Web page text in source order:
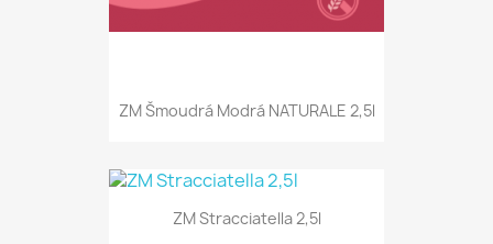
ZM Šmoudrá Modrá NATURALE 2,5l
ZM Stracciatella 2,5l